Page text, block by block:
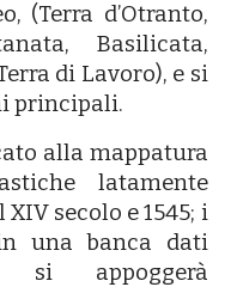
(Terra d’Otranto,
Basilicata,
di Lavoro), e si
principali.
alla mappatura
latamente
secolo e 1545; i
una banca dati
si appoggerà